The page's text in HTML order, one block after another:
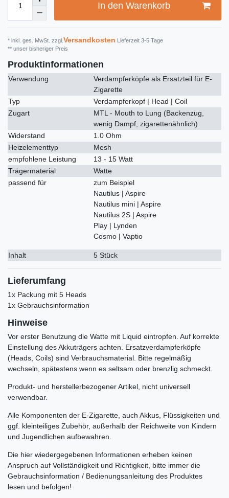
In den Warenkorb
* inkl. ges. MwSt. zzgl. Versandkosten Lieferzeit 3-5 Tage
** unser bisheriger Preis
Produktinformationen
Verwendung
Verdampferköpfe als Ersatzteil für E-
Zigarette
Typ
Verdampferkopf | Head | Coil
Zugart
MTL - Mouth to Lung (Backenzug,
wenig Dampf, zigarettenähnlich)
Widerstand
1.0 Ohm
Heizelementtyp
Mesh
empfohlene Leistung
13 - 15 Watt
Trägermaterial
Watte
passend für
zum Beispiel
Nautilus | Aspire
Nautilus mini | Aspire
Nautilus 2S | Aspire
Play | Lynden
Cosmo | Vaptio
Inhalt 5 Stück
Lieferumfang
1x Packung mit 5 Heads
1x Gebrauchsinformation
Hinweise
Vor erster Benutzung die Watte mit Liquid eintropfen. Auf korrekte
Einstellung des Akkuträgers achten. Ersatzverdampferköpfe
(Heads, Coils) sind Verbrauchsmaterial. Bitte regelmäßig
wechseln, spätestens wenn es seltsam oder brenzlig schmeckt.
Produkt- und herstellerbezogener Artikel, nicht universell
verwendbar.
Alle Komponenten der E-Zigarette, auch Akkus, Flüssigkeiten und
ggf. kleinteiliges Zubehör, außerhalb der Reichweite von Kindern
und Jugendlichen aufbewahren.
Die hier wiedergegebenen Informationen erheben keinen
Anspruch auf Vollständigkeit und Richtigkeit, bitte immer die
Gebrauchsinformation / Bedienungsanleitung des Produktes
lesen und befolgen!